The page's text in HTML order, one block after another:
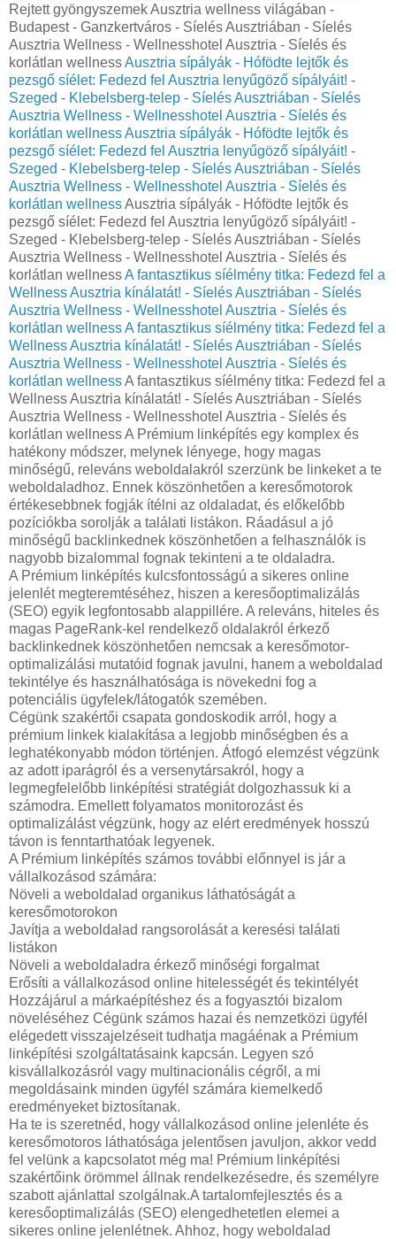
Rejtett gyöngyszemek Ausztria wellness világában -
Budapest - Ganzkertváros - Síelés Ausztriában - Síelés
Ausztria Wellness - Wellnesshotel Ausztria - Síelés és
korlátlan wellnessAusztria sípályák - Hófödte lejtők és
pezsgő síélet: Fedezd fel Ausztria lenyűgöző sípályáit! -
Szeged - Klebelsberg-telep - Síelés Ausztriában - Síelés
Ausztria Wellness - Wellnesshotel Ausztria - Síelés és
korlátlan wellnessAusztria sípályák - Hófödte lejtők és
pezsgő síélet: Fedezd fel Ausztria lenyűgöző sípályáit! -
Szeged - Klebelsberg-telep - Síelés Ausztriában - Síelés
Ausztria Wellness - Wellnesshotel Ausztria - Síelés és
korlátlan wellnessAusztria sípályák - Hófödte lejtők és
pezsgő síélet: Fedezd fel Ausztria lenyűgöző sípályáit! -
Szeged - Klebelsberg-telep - Síelés Ausztriában - Síelés
Ausztria Wellness - Wellnesshotel Ausztria - Síelés és
korlátlan wellnessA fantasztikus síélmény titka: Fedezd fel a
Wellness Ausztria kínálatát! - Síelés Ausztriában - Síelés
Ausztria Wellness - Wellnesshotel Ausztria - Síelés és
korlátlan wellnessA fantasztikus síélmény titka: Fedezd fel a
Wellness Ausztria kínálatát! - Síelés Ausztriában - Síelés
Ausztria Wellness - Wellnesshotel Ausztria - Síelés és
korlátlan wellnessA fantasztikus síélmény titka: Fedezd fel a
Wellness Ausztria kínálatát! - Síelés Ausztriában - Síelés
Ausztria Wellness - Wellnesshotel Ausztria - Síelés és
korlátlan wellness A Prémium linképítés egy komplex és
hatékony módszer, melynek lényege, hogy magas
minőségű, releváns weboldalakról szerzünk be linkeket a te
weboldaladhoz. Ennek köszönhetően a keresőmotorok
értékesebbnek fogják ítélni az oldaladat, és előkelőbb
pozíciókba sorolják a találati listákon. Ráadásul a jó
minőségű backlinkednek köszönhetően a felhasználók is
nagyobb bizalommal fognak tekinteni a te oldaladra.
A Prémium linképítés kulcsfontosságú a sikeres online
jelenlét megteremtéséhez, hiszen a keresőoptimalizálás
(SEO) egyik legfontosabb alappillére. A releváns, hiteles és
magas PageRank-kel rendelkező oldalakról érkező
backlinkednek köszönhetően nemcsak a keresőmotor-
optimalizálási mutatóid fognak javulni, hanem a weboldalad
tekintélye és használhatósága is növekedni fog a
potenciális ügyfelek/látogatók szemében.
Cégünk szakértői csapata gondoskodik arról, hogy a
prémium linkek kialakítása a legjobb minőségben és a
leghatékonyabb módon történjen. Átfogó elemzést végzünk
az adott iparágról és a versenytársakról, hogy a
legmegfelelőbb linképítési stratégiát dolgozhassuk ki a
számodra. Emellett folyamatos monitorozást és
optimalizálást végzünk, hogy az elért eredmények hosszú
távon is fenntarthatóak legyenek.
A Prémium linképítés számos további előnnyel is jár a
vállalkozásod számára:
Növeli a weboldalad organikus láthatóságát a
keresőmotorokon
Javítja a weboldalad rangsorolását a keresési találati
listákon
Növeli a weboldaladra érkező minőségi forgalmat
Erősíti a vállalkozásod online hitelességét és tekintélyét
Hozzájárul a márkaépítéshez és a fogyasztói bizalom
növeléséhez Cégünk számos hazai és nemzetközi ügyfél
elégedett visszajelzéseit tudhatja magáénak a Prémium
linképítési szolgáltatásaink kapcsán. Legyen szó
kisvállalkozásról vagy multinacionális cégről, a mi
megoldásaink minden ügyfél számára kiemelkedő
eredményeket biztosítanak.
Ha te is szeretnéd, hogy vállalkozásod online jelenléte és
keresőmotoros láthatósága jelentősen javuljon, akkor vedd
fel velünk a kapcsolatot még ma! Prémium linképítési
szakértőink örömmel állnak rendelkezésedre, és személyre
szabott ajánlattal szolgálnak.A tartalomfejlesztés és a
keresőoptimalizálás (SEO) elengedhetetlen elemei a
sikeres online jelenlétnek. Ahhoz, hogy weboldalad